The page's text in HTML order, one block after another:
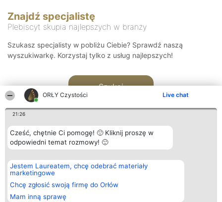
ORŁY Czystości Live chat
21:26
Cześć, chętnie Ci pomogę! 🙂 Kliknij proszę w
odpowiedni temat rozmowy! 🙂
Jestem Laureatem, chcę odebrać materiały
marketingowe
Chcę zgłosić swoją firmę do Orłów
Mam inną sprawę
Znajdź specjalistę
Plebiscyt skupia najlepszych w branży
Szukasz specjalisty w pobliżu Ciebie? Sprawdź naszą
wyszukiwarkę. Korzystaj tylko z usług najlepszych!
Szukaj
Organizator plebiscytu
Bright Side Solutions sp. z o.
o. sp. k.
ul. Ruska 22
Wrocław 50-079
KRS 0000749100 | Regon
Plebiscyt
Laureaci
wszystkich
Laureatów
Kontakt
Kontakt